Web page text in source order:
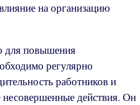
на организацию
для повышения
регулярно
работников и
действия. Он